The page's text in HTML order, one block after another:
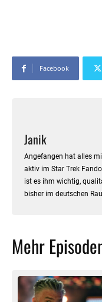
Facebook
Janik
Angefangen hat alles
aktiv im Star Trek
ist es ihm wichtig,
bisher im deutschen
Mehr